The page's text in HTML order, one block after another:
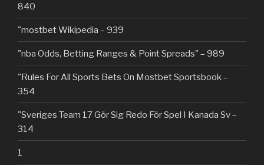
840
"mostbet Wikipedia – 939
"nba Odds, Betting Ranges & Point Spreads" – 989
"Rules For All Sports Bets On Mostbet Sportsbook –
354
"Sveriges Team 17 Gör Sig Redo För Spel I Kanada Sv –
314
1